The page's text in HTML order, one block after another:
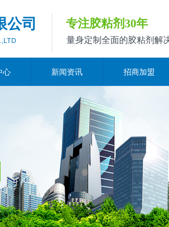
公司 专注胶粘剂30年
量身定制全面的胶粘剂解
心 新闻资讯 招商加盟